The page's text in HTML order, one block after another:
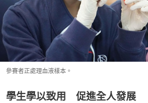
參賽者正處理血液樣本。
學生學以致用 促進全人發展